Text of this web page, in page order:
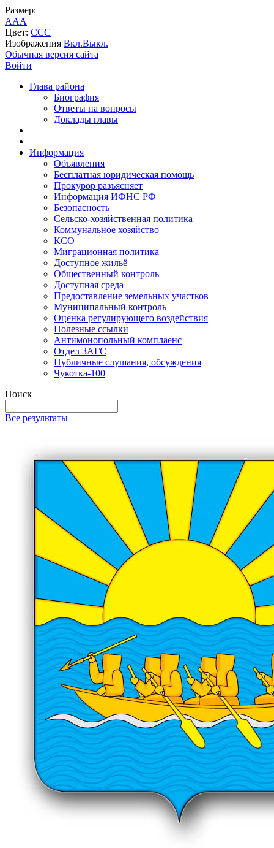
Размер:
AAA
Цвет: CCC
Изображения Вкл.Выкл.
Обычная версия сайта
Войти
Глава района
Биография
Ответы на вопросы
Доклады главы
Информация
Объявления
Бесплатная юридическая помощь
Прокурор разъясняет
Информация ИФНС РФ
Безопасность
Сельско-хозяйственная политика
Коммунальное хозяйство
КСО
Миграционная политика
Доступное жильё
Общественный контроль
Доступная среда
Предоставление земельных участков
Муниципальный контроль
Оценка регулирующего воздействия
Полезные ссылки
Антимонопольный комплаенс
Отдел ЗАГС
Публичные слушания, обсуждения
Чукотка-100
Поиск
Все результаты